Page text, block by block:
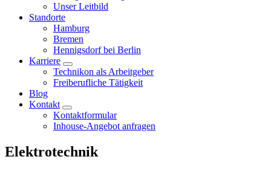
Unser Leitbild
Standorte
Hamburg
Bremen
Hennigsdorf bei Berlin
Karriere
Technikon als Arbeitgeber
Freiberufliche Tätigkeit
Blog
Kontakt
Kontaktformular
Inhouse-Angebot anfragen
Elektrotechnik